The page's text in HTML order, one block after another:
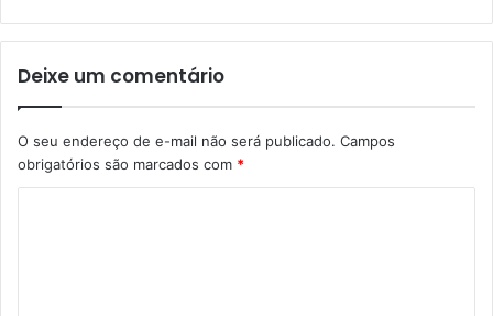
Deixe um comentário
O seu endereço de e-mail não será publicado. Campos
obrigatórios são marcados com *